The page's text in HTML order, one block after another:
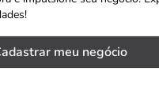
meu negócio